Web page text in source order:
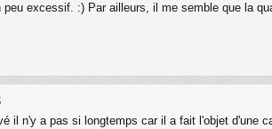
excessif. :) Par ailleurs, il me semble que la
il n'y a pas si longtemps car il a fait l'objet d'une